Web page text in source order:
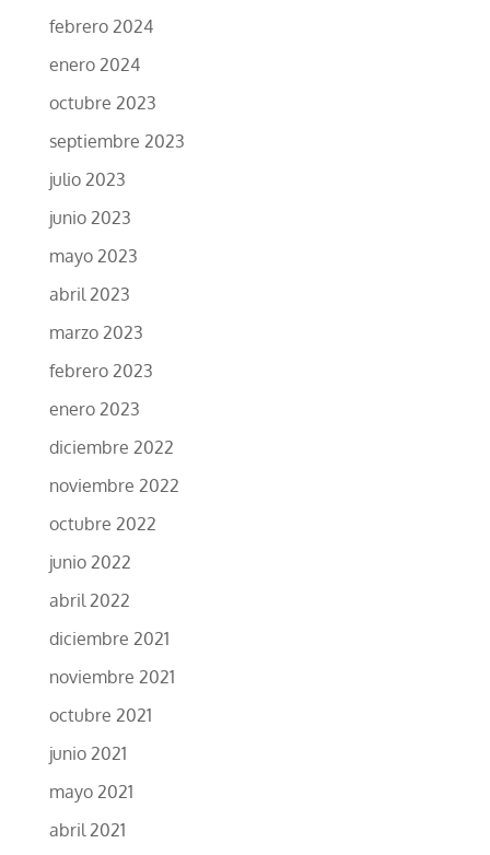
febrero 2024
enero 2024
octubre 2023
septiembre 2023
julio 2023
junio 2023
mayo 2023
abril 2023
marzo 2023
febrero 2023
enero 2023
diciembre 2022
noviembre 2022
octubre 2022
junio 2022
abril 2022
diciembre 2021
noviembre 2021
octubre 2021
junio 2021
mayo 2021
abril 2021